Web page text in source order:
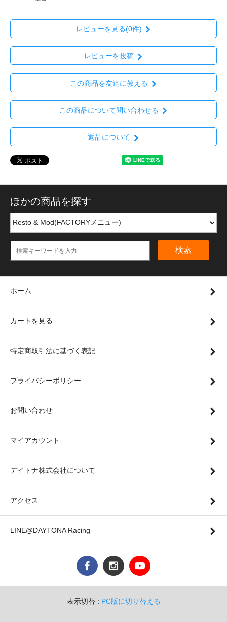
レビューを見る(0件)
レビューを投稿
この商品を友達に教える
この商品について問い合わせる
返品について
ほかの商品を探す
検索
ホーム
カートを見る
特定商取引法に基づく表記
プライバシーポリシー
お問い合わせ
マイアカウント
デイトナ株式会社について
アクセス
LINE@DAYTONA Racing
表示切替 : PC版に切り替える